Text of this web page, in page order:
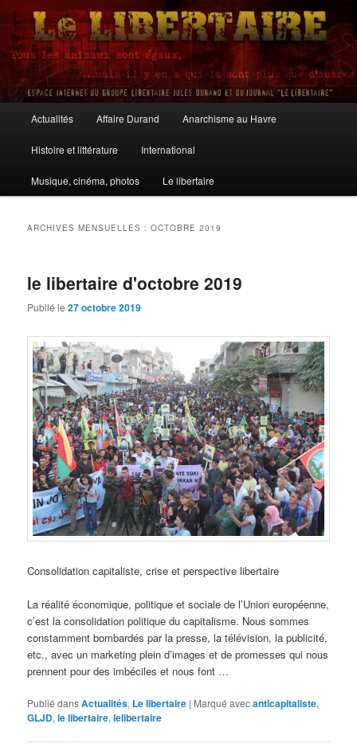
Aller
contenu
principal
Aller
contenu
secondaire
Le Libertaire
principal
Actualités Affaire Durand Anarchisme au Havre
Histoire et littérature International
Musique, cinéma, photos Le libertaire
ARCHIVES MENSUELLES :OCTOBRE 2019
le libertaire d'octobre 2019
Publié le27 octobre 2019
Consolidation capitaliste, crise et perspective libertaire
La réalité économique, politique et sociale de l’Union européenne,
c’est la consolidation politique du capitalisme. Nous sommes
constamment bombardés par la presse, la télévision, la publicité,
etc., avec un marketing plein d’images et de promesses qui nous
prennent pour des imbéciles et nous font …
Publié dansActualités, Le libertaire | Marqué avecanticapitaliste,
GLJD,le libertaire,lelibertaire